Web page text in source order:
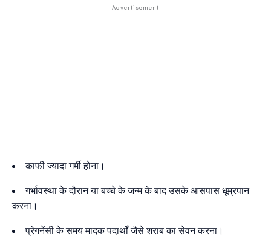
काफी ज्यादा गर्मी होना।
गर्भावस्था के दौरान या बच्चे के जन्म के बाद उसके आसपास धूम्रपान
करना।
प्रेगनेंसी के समय मादक पदार्थों जैसे शराब का सेवन करना।